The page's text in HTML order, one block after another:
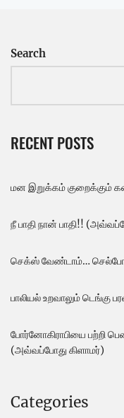
Search
RECENT POSTS
மன இறுக்கம் குறைக்கும்
நீ பாதி நான் பாதி!!
செக்ஸ் வேண்டாம்…
பாலியல் உறவாலும் டெங்கு
போர்னோகிராபியை பற்றி
(அவ்வப்போது கிளாமர்)
Categories